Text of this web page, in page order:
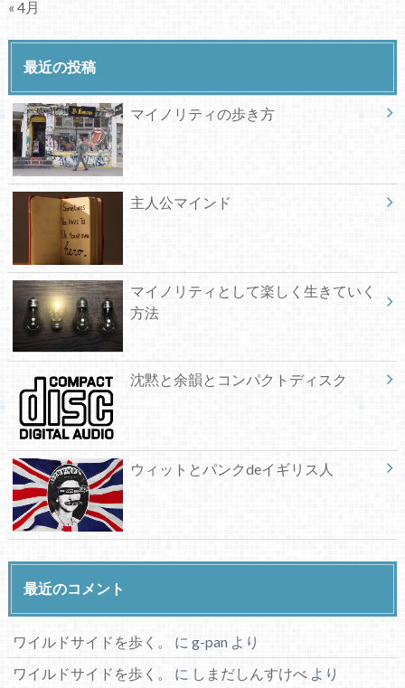
« 4月
最近の投稿
マイノリティの歩き方
主人公マインド
マイノリティとして楽しく生きていく
方法
沈黙と余韻とコンパクトディスク
ウィットとパンクdeイギリス人
最近のコメント
ワイルドサイドを歩く。 に g-panより
ワイルドサイドを歩く。
に しまだしんすけべより